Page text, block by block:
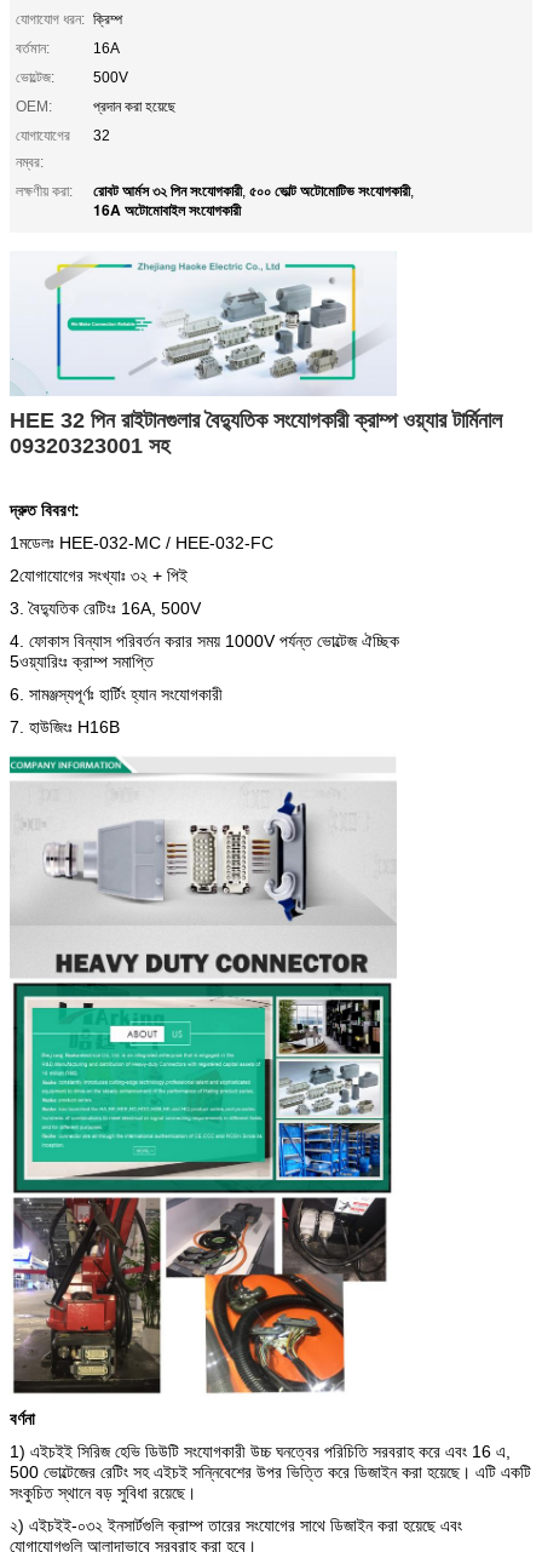
যোগাযোগ ধরন: ক্রিম্প
বর্তমান:
16A
ভোল্টেজ:
500V
OEM:
প্রদান করা হয়েছে
যোগাযোগের
নম্বর:
32
লক্ষণীয় করা: রোবট আর্মস ৩২ পিন সংযোগকারী, ৫০০ ভোল্ট অটোমোটিভ সংযোগকারী,
16A অটোমোবাইল সংযোগকারী
HEE 32 পিন রাইটানগুলার বৈদ্যুতিক সংযোগকারী ক্রাম্প ওয়্যার টার্মিনাল
09320323001 সহ
দ্রুত বিবরণ:
1মডেলঃ HEE-032-MC / HEE-032-FC
2যোগাযোগের সংখ্যাঃ ৩২ + পিই
3. বৈদ্যুতিক রেটিংঃ 16A, 500V
4. ফোকাস বিন্যাস পরিবর্তন করার সময় 1000V পর্যন্ত ভোল্টেজ ঐচ্ছিক
5ওয়্যারিংঃ ক্রাম্প সমাপ্তি
6. সামঞ্জস্যপূর্ণঃ হার্টিং হ্যান সংযোগকারী
7. হাউজিংঃ H16B
বর্ণনা
1) এইচইই সিরিজ হেভি ডিউটি সংযোগকারী উচ্চ ঘনত্বের পরিচিতি সরবরাহ করে এবং 16 এ,
500 ভোল্টেজের রেটিং সহ এইচই সন্নিবেশের উপর ভিত্তি করে ডিজাইন করা হয়েছে। এটি একটি
সংকুচিত স্থানে বড় সুবিধা রয়েছে।
২) এইচইই-০৩২ ইনসার্টগুলি ক্রাম্প তারের সংযোগের সাথে ডিজাইন করা হয়েছে এবং
যোগাযোগগুলি আলাদাভাবে সরবরাহ করা হবে।